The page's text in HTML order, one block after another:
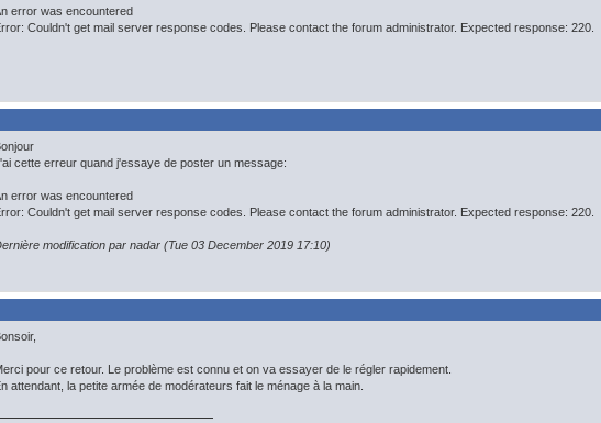
error was encountered
Couldn't get mail server response codes. Please contact the forum administrator. Expected response: 220.
cette erreur quand j'essaye de poster un message:
error was encountered
Couldn't get mail server response codes. Please contact the forum administrator. Expected response: 220.
modification par nadar (Tue 03 December 2019 17:10)
pour ce retour. Le problème est connu et on va essayer de le régler rapidement.
attendant, la petite armée de modérateurs fait le ménage à la main.